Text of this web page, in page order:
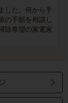
した。何から手
の手順を相談し
除希望の家電家